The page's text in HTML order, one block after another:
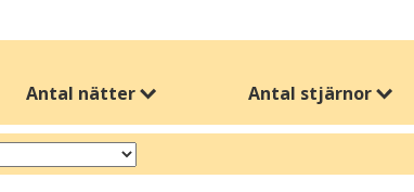
sjöarna. Många hotell erbjuder wellness, pooler och
för kulturella upplevelser. Besök mysiga städer,
och gastronomi i Italien och Sverige. Hotellen ligger
Antal nätter Antal stjärnor